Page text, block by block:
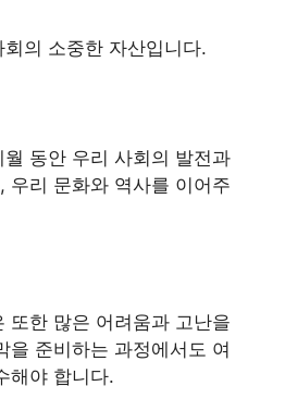
의 소중한 자산입니다.
동안 우리 사회의 발전과
우리 문화와 역사를 이어주
또한 많은 어려움과 고난을
을 준비하는 과정에서도 여
해야 합니다.